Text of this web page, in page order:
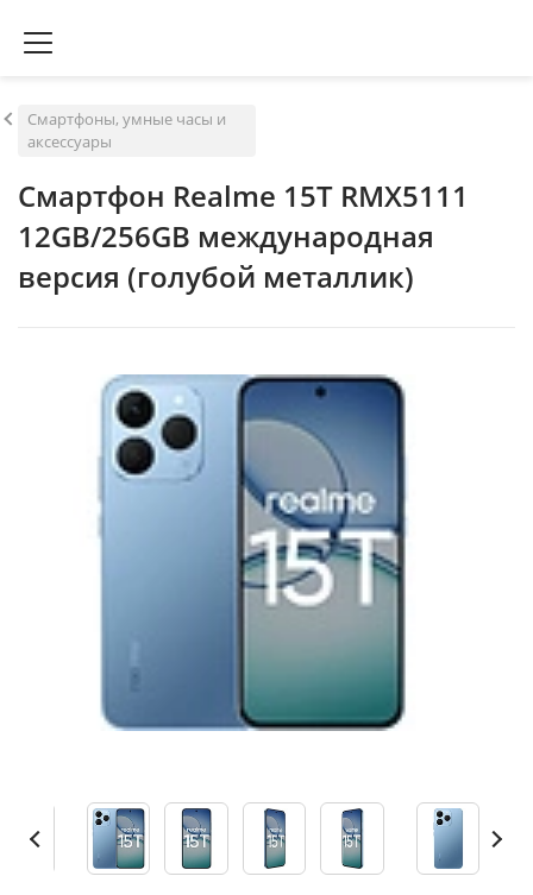
Смартфоны, умные часы и
аксессуары
Смартфон Realme 15T RMX5111
12GB/256GB международная
версия (голубой металлик)